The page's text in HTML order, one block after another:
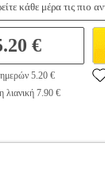
κάθε μέρα τις πιο
€
5.20 €
λιανική 7.90 €